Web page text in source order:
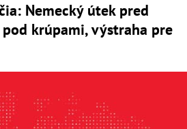
Nemecký útek pred
krúpami, výstraha pre